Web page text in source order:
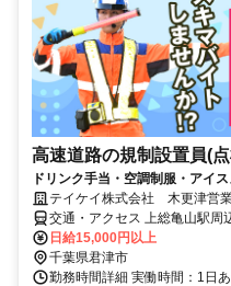
高速道路の規制設置員(
ドリンク手当・空調制服・アイ
テイケイ株式会社 木更津営
交通・アクセス 上総亀山駅周
日給15,000円以上
千葉県君津市
勤務時間詳細 実働時間：1日